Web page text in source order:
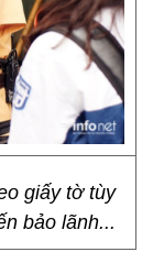
giấy tờ tùy
bảo lãnh...